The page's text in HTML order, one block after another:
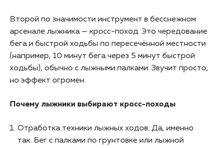
Второй по значимости инструмент в бесснежном
арсенале лыжника — кросс-поход. Это чередование
бега и быстрой ходьбы по пересечённой местности
(например, 10 минут бега через 5 минут быстрой
ходьбы), обычно с лыжными палками. Звучит просто,
но эффект огромен.
Почему лыжники выбирают кросс-походы
Отработка техники лыжных ходов. Да, именно
так. Бег с палками по грунтовке или лыжной